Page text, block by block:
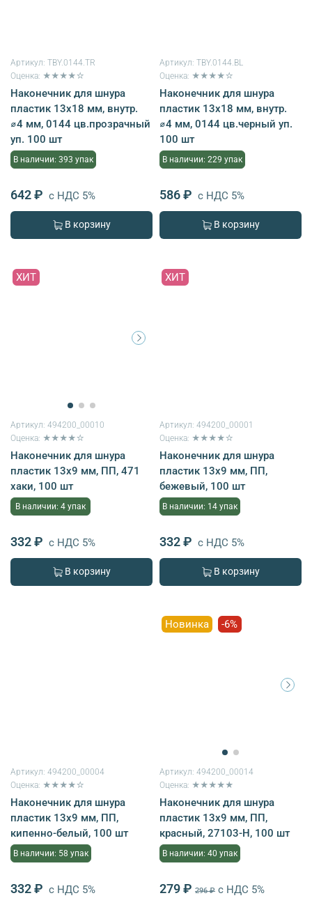
Артикул: TBY.0144.TR
Оценка: ★★★★☆
Наконечник для шнура
пластик 13х18 мм, внутр.
⌀4 мм, 0144 цв.прозрачный
уп. 100 шт
В наличии: 393 упак
642 ₽ с НДС 5%
В корзину
Артикул: TBY.0144.BL
Оценка: ★★★★☆
Наконечник для шнура
пластик 13х18 мм, внутр.
⌀4 мм, 0144 цв.черный уп.
100 шт
В наличии: 229 упак
586 ₽ с НДС 5%
В корзину
ХИТ
Артикул: 494200_00010
Оценка: ★★★★☆
Наконечник для шнура
пластик 13х9 мм, ПП, 471
хаки, 100 шт
В наличии: 4 упак
332 ₽ с НДС 5%
В корзину
ХИТ
Артикул: 494200_00001
Оценка: ★★★★☆
Наконечник для шнура
пластик 13х9 мм, ПП,
бежевый, 100 шт
В наличии: 14 упак
332 ₽ с НДС 5%
В корзину
Артикул: 494200_00004
Оценка: ★★★★☆
Наконечник для шнура
пластик 13х9 мм, ПП,
кипенно-белый, 100 шт
В наличии: 58 упак
332 ₽ с НДС 5%
Новинка -6%
Артикул: 494200_00014
Оценка: ★★★★★
Наконечник для шнура
пластик 13х9 мм, ПП,
красный, 27103-Н, 100 шт
В наличии: 40 упак
279 ₽ 296 ₽ с НДС 5%